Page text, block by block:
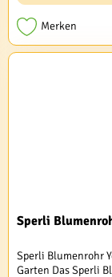
Merken
Sperli
Sperli Blumenrohr
Garten Das Sperli